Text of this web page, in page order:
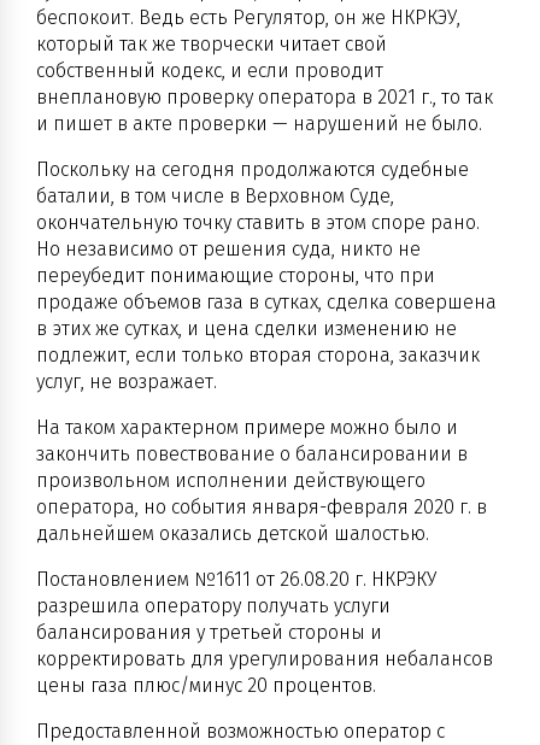
беспокоит. Ведь есть Регулятор, он же НКРКЭУ,
который так же творчески читает свой
собственный кодекс, и если проводит
внеплановую проверку оператора в 2021 г., то так
и пишет в акте проверки — нарушений не было.
Поскольку на сегодня продолжаются судебные
баталии, в том числе в Верховном Суде,
окончательную точку ставить в этом споре рано.
Но независимо от решения суда, никто не
переубедит понимающие стороны, что при
продаже объемов газа в сутках, сделка совершена
в этих же сутках, и цена сделки изменению не
подлежит, если только вторая сторона, заказчик
услуг, не возражает.
На таком характерном примере можно было и
закончить повествование о балансировании в
произвольном исполнении действующего
оператора, но события января-февраля 2020 г. в
дальнейшем оказались детской шалостью.
Постановлением №1611 от 26.08.20 г. НКРЭКУ
разрешила оператору получать услуги
балансирования у третьей стороны и
корректировать для урегулирования небалансов
цены газа плюс/минус 20 процентов.
Предоставленной возможностью оператор с